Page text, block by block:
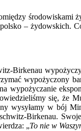
środowiskami
– żydowskich.
wypożyczony
wypożyczanie
się, że
wysyłamy w bój
Birkenau.
„To nie w